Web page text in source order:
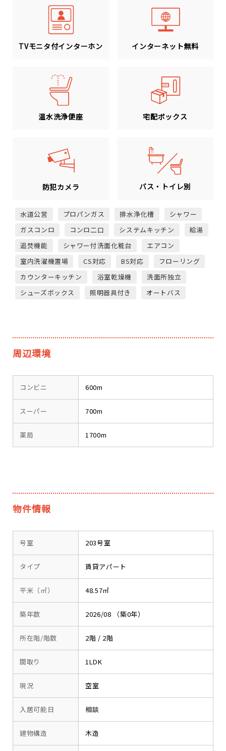
TVモニタ付インターホン インターネット無料
温水洗浄便座 宅配ボックス
防犯カメラ バス・トイレ別
水道公営 プロパンガス 排水浄化槽
シャワー
ガスコンロ
コンロ二口 システムキッチン
給湯
追焚機能
シャワー付洗面化粧台
エアコン
室内洗濯機置場
CS対応 BS対応
フローリング
カウンターキッチン
浴室乾燥機
洗面所独立
シューズボックス
照明器具付き オートバス
周辺環境
コンビニ 600m
スーパー 700m
薬局 1700m
物件情報
号室 203号室
タイプ 賃貸アパート
平米（㎡） 48.57㎡
築年数 2026/08 （築0年）
所在階/階数 2階 / 2階
間取り 1LDK
現況 空室
入居可能日 相談
建物構造 木造